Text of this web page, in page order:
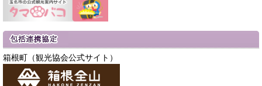
箱根町（観光協会公式サイト）